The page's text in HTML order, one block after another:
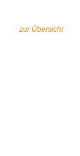
zur Übersicht